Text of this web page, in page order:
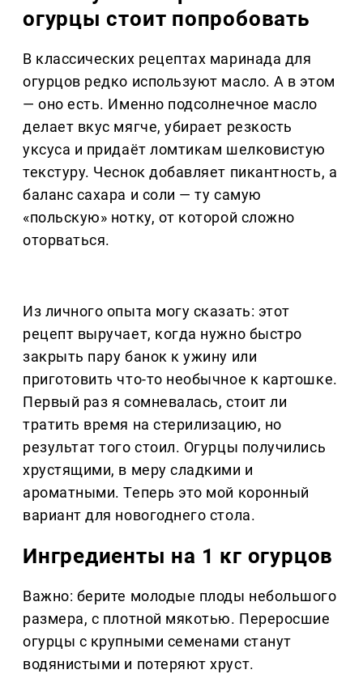
огурцы стоит попробовать
В классических рецептах маринада для
огурцов редко используют масло. А в этом
— оно есть. Именно подсолнечное масло
делает вкус мягче, убирает резкость
уксуса и придаёт ломтикам шелковистую
текстуру. Чеснок добавляет пикантность, а
баланс сахара и соли — ту самую
«польскую» нотку, от которой сложно
оторваться.
Из личного опыта могу сказать: этот
рецепт выручает, когда нужно быстро
закрыть пару банок к ужину или
приготовить что-то необычное к картошке.
Первый раз я сомневалась, стоит ли
тратить время на стерилизацию, но
результат того стоил. Огурцы получились
хрустящими, в меру сладкими и
ароматными. Теперь это мой коронный
вариант для новогоднего стола.
Ингредиенты на 1 кг огурцов
Важно: берите молодые плоды небольшого
размера, с плотной мякотью. Переросшие
огурцы с крупными семенами станут
водянистыми и потеряют хруст.